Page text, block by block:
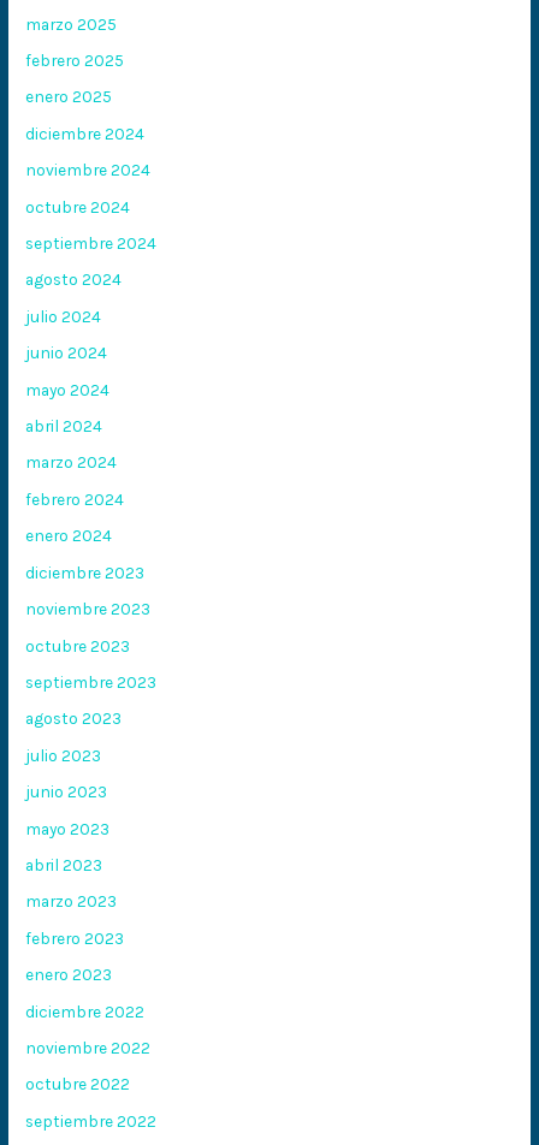
marzo 2025
febrero 2025
enero 2025
diciembre 2024
noviembre 2024
octubre 2024
septiembre 2024
agosto 2024
julio 2024
junio 2024
mayo 2024
abril 2024
marzo 2024
febrero 2024
enero 2024
diciembre 2023
noviembre 2023
octubre 2023
septiembre 2023
agosto 2023
julio 2023
junio 2023
mayo 2023
abril 2023
marzo 2023
febrero 2023
enero 2023
diciembre 2022
noviembre 2022
octubre 2022
septiembre 2022